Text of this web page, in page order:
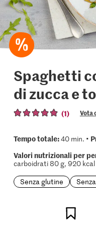
Spaghetti
di zucca e
(1) Vota
Tempo totale:40 min. •
Valori nutrizionali per
carboidrati 80 g, 920 kcal
Senza glutine